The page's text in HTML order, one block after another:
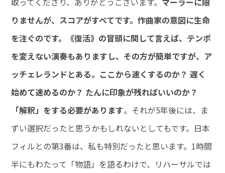
りませんが、スコアがすべてです。作曲家の意図に生命
を注ぐのです。《復活》の冒頭に関して言えば、テンポ
を変えない演奏もありますし、その方が簡単ですが、ア
ッチェレランドとある。ここから速くするのか？ 遅く
始めて速めるのか？ たんに印象が残ればいいのか？
「解釈」をする必要があります。それが5年後には、ま
ずい選択だったと思うかもしれないとしてもです。日本
フィルとの第3番は、私も特別だったと思います。1時間
半にもわたって「物語」を語るわけで、リハーサルでは